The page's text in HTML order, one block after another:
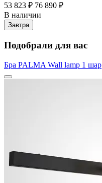
53 823 ₽ 76 890 ₽
В наличии
Завтра
Подобрали для вас
Бра PALMA Wall lamp 1 шар